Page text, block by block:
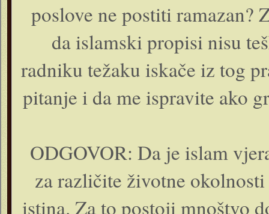
poslove ne postiti ramazan?
da islamski propisi nisu
radniku težaku iskače iz tog
pitanje i da me ispravite ako
ODGOVOR: Da je islam
za različite životne
istina. Za to postoji mnoštvo